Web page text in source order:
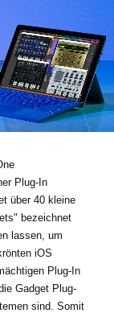
Plug-In
über 40 kleine
bezeichnet
lassen, um
iOS
Plug-In
Gadget Plug-
sind. Somit